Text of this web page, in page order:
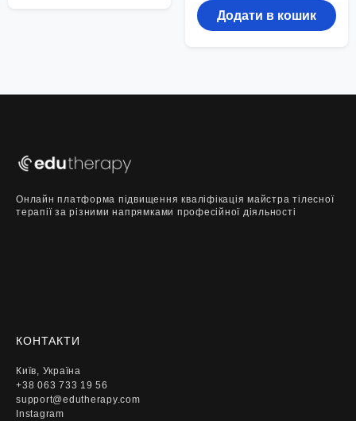
Додати в кошик
Онлайн платформа підвищення кваліфікація майстра тілесної
терапії за різними напрямками професійної діяльності
КОНТАКТИ
Київ, Україна
+38 063 733 19 56
support@edutherapy.com
Instagram